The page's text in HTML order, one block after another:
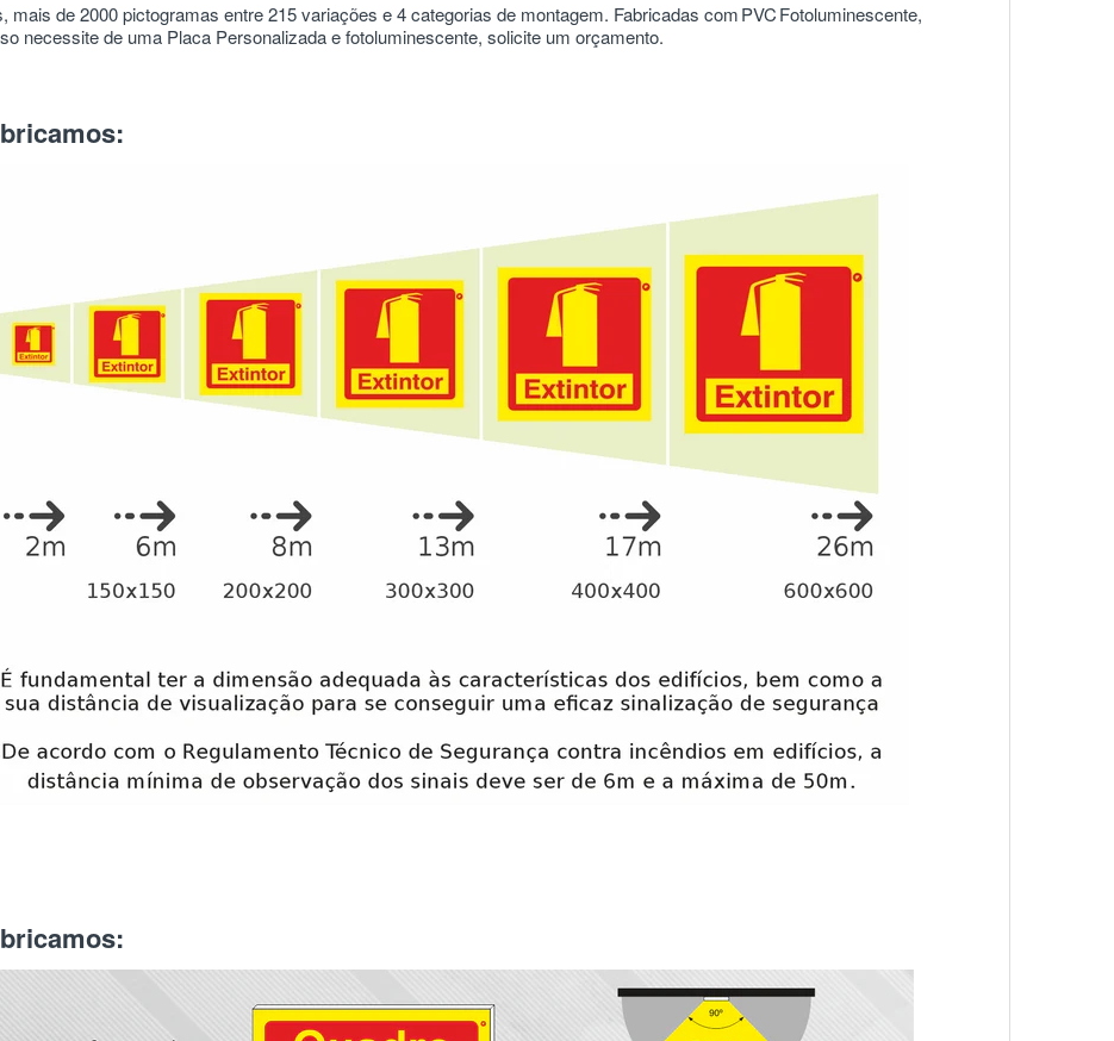
mais de 2000 pictogramas entre 215 variações e 4 categorias de montagem. Fabricadas comPVCFotoluminescente,
necessite de uma Placa Personalizada e fotoluminescente, solicite um orçamento.